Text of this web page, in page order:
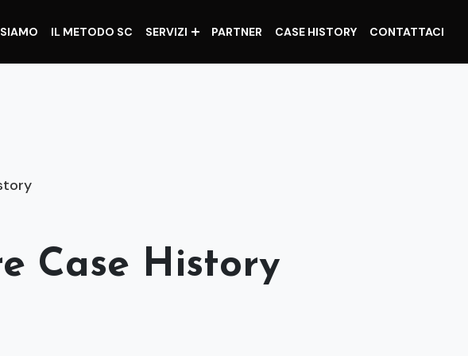
IL METODO SC SERVIZI PARTNER CASE HISTORY CONTATTACI
Case History